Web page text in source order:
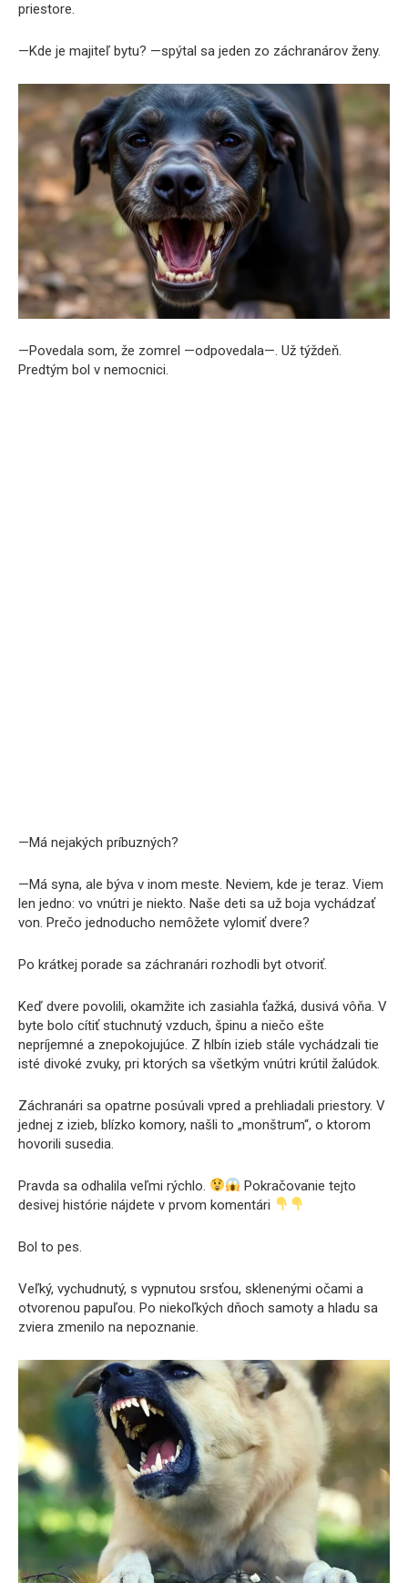
priestore.
—Kde je majiteľ bytu? —spýtal sa jeden zo záchranárov ženy.
—Povedala som, že zomrel —odpovedala—. Už týždeň.
Predtým bol v nemocnici.
—Má nejakých príbuzných?
—Má syna, ale býva v inom meste. Neviem, kde je teraz. Viem
len jedno: vo vnútri je niekto. Naše deti sa už boja vychádzať
von. Prečo jednoducho nemôžete vylomiť dvere?
Po krátkej porade sa záchranári rozhodli byt otvoriť.
Keď dvere povolili, okamžite ich zasiahla ťažká, dusivá vôňa. V
byte bolo cítiť stuchnutý vzduch, špinu a niečo ešte
nepríjemné a znepokojujúce. Z hlbín izieb stále vychádzali tie
isté divoké zvuky, pri ktorých sa všetkým vnútri krútil žalúdok.
Záchranári sa opatrne posúvali vpred a prehliadali priestory. V
jednej z izieb, blízko komory, našli to „monštrum“, o ktorom
hovorili susedia.
Pravda sa odhalila veľmi rýchlo.
Pokračovanie tejto
desivej histórie nájdete v prvom komentári
Bol to pes.
Veľký, vychudnutý, s vypnutou srsťou, sklenenými očami a
otvorenou papuľou. Po niekoľkých dňoch samoty a hladu sa
zviera zmenilo na nepoznanie.